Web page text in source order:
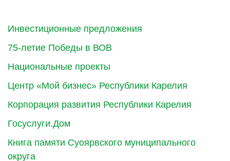
Инвестиционные предложения
75-летие Победы в ВОВ
Национальные проекты
Центр «Мой бизнес» Республики Карелия
Корпорация развития Республики Карелия
Госуслуги.Дом
Книга памяти Суоярвского муниципального
округа